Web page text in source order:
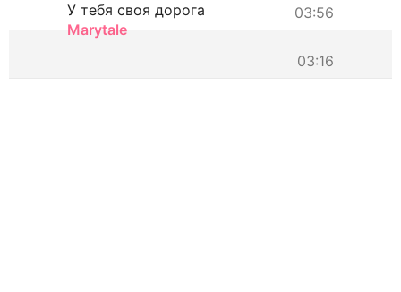
03:56
У тебя своя дорога
Marytale
03:16